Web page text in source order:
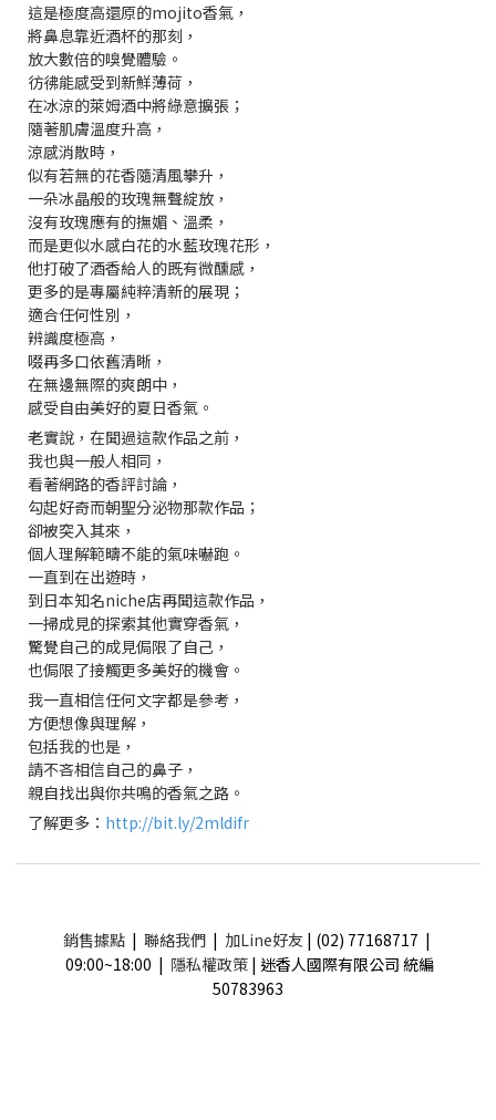
這是極度高還原的mojito香氣，
將鼻息靠近酒杯的那刻，
放大數倍的嗅覺體驗。
彷彿能感受到新鮮薄荷，
在冰涼的萊姆酒中將綠意擴張；
隨著肌膚溫度升高，
涼感消散時，
似有若無的花香隨清風攀升，
一朵冰晶般的玫瑰無聲綻放，
沒有玫瑰應有的撫媚、溫柔，
而是更似水感白花的水藍玫瑰花形，
他打破了酒香給人的既有微醺感，
更多的是專屬純粹清新的展現；
適合任何性別，
辨識度極高，
啜再多口依舊清晰，
在無邊無際的爽朗中，
感受自由美好的夏日香氣。
老實說，在聞過這款作品之前，
我也與一般人相同，
看著網路的香評討論，
勾起好奇而朝聖分泌物那款作品；
卻被突入其來，
個人理解範疇不能的氣味嚇跑。
一直到在出遊時，
到日本知名niche店再聞這款作品，
一掃成見的探索其他實穿香氣，
驚覺自己的成見侷限了自己，
也侷限了接觸更多美好的機會。
我一直相信任何文字都是參考，
方便想像與理解，
包括我的也是，
請不吝相信自己的鼻子，
親自找出與你共鳴的香氣之路。
了解更多： http://bit.ly/2mldifr
銷售據點| 聯絡我們| 加Line好友 | (02) 77168717 |
09:00~18:00 | 隱私權政策 | 迷香人國際有限公司 統編
50783963